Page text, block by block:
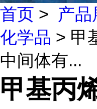
首页 > 产品
化学品 > 甲
中间体有...
甲基丙